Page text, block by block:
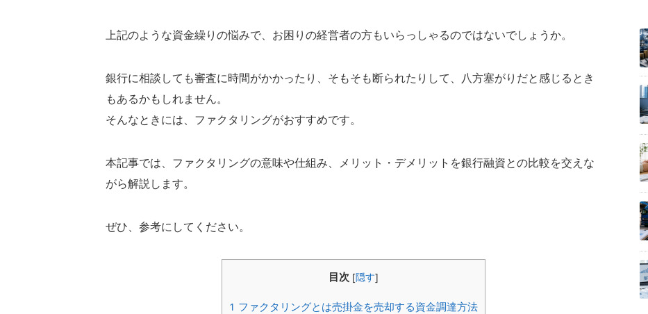
上記のような資金繰りの悩みで、お困りの経営者の方もいらっしゃるのではないでしょうか。
銀行に相談しても審査に時間がかかったり、そもそも断られたりして、八方塞がりだと感じるとき
もあるかもしれません。
そんなときには、ファクタリングがおすすめです。
本記事では、ファクタリングの意味や仕組み、メリット・デメリットを銀行融資との比較を交えな
がら解説します。
ぜひ、参考にしてください。
目次 [隠す]
1 ファクタリングとは売掛金を売却する資金調達方法